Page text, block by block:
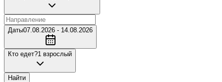
Даты07.08.2026 - 14.08.2026
Кто едет?1 взрослый
Найти